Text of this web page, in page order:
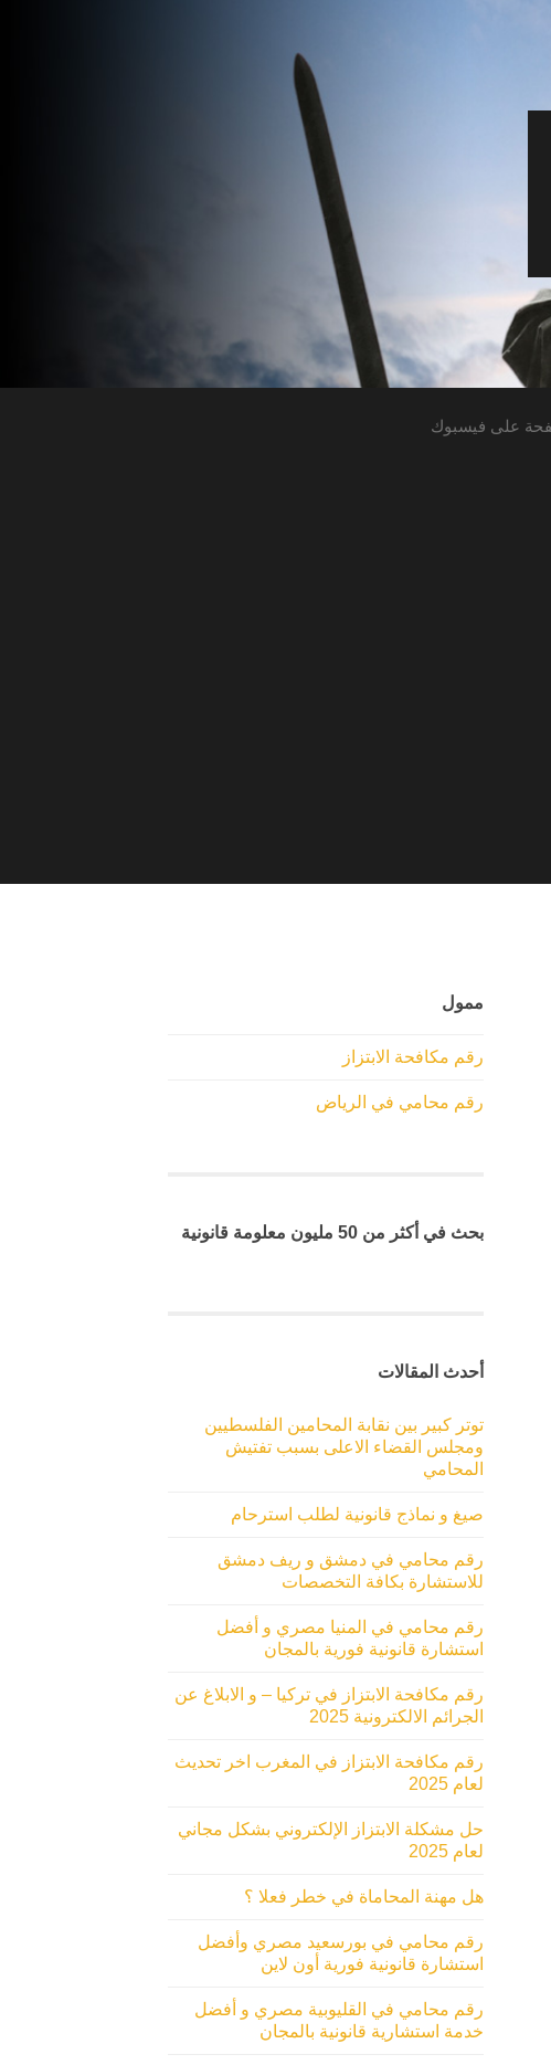
على فيسبوك
ممول
رقم مكافحة الابتزاز
رقم محامي في الرياض
بحث في أكثر من 50 مليون معلومة قانونية
أحدث المقالات
توتر كبير بين نقابة المحامين الفلسطيين
ومجلس القضاء الاعلى بسبب تفتيش
المحامي
صيغ و نماذج قانونية لطلب استرحام
رقم محامي في دمشق و ريف دمشق
للاستشارة بكافة التخصصات
رقم محامي في المنيا مصري و أفضل
استشارة قانونية فورية بالمجان
رقم مكافحة الابتزاز في تركيا – و الابلاغ عن
الجرائم الالكترونية 2025
رقم مكافحة الابتزاز في المغرب اخر تحديث
لعام 2025
حل مشكلة الابتزاز الإلكتروني بشكل مجاني
لعام 2025
هل مهنة المحاماة في خطر فعلا ؟
رقم محامي في بورسعيد مصري وأفضل
استشارة قانونية فورية أون لاين
رقم محامي في القليوبية مصري و أفضل
خدمة استشارية قانونية بالمجان